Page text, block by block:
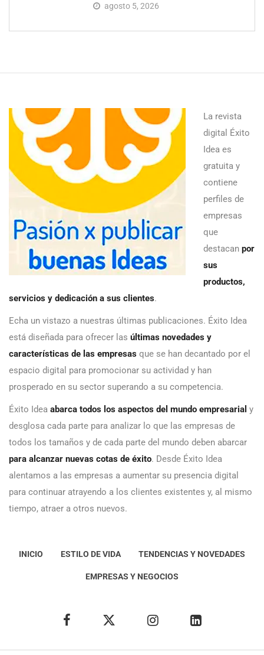
agosto 5, 2026
La revista
digital Éxito
Idea es
gratuita y
contiene
perfiles de
empresas
que
destacan por
sus
productos,
servicios y dedicación a sus clientes.
Echa un vistazo a nuestras últimas publicaciones. Éxito Idea
está diseñada para ofrecer las últimas novedades y
características de las empresas que se han decantado por el
espacio digital para promocionar su actividad y han
prosperado en su sector superando a su competencia.
Éxito Idea abarca todos los aspectos del mundo empresarial y
desglosa cada parte para analizar lo que las empresas de
todos los tamaños y de cada parte del mundo deben abarcar
para alcanzar nuevas cotas de éxito. Desde Éxito Idea
alentamos a las empresas a aumentar su presencia digital
para continuar atrayendo a los clientes existentes y, al mismo
tiempo, atraer a otros nuevos.
INICIO ESTILO DE VIDA TENDENCIAS Y NOVEDADES
EMPRESAS Y NEGOCIOS